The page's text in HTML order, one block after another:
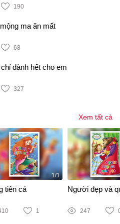
190
ma ăn mất
68
dành hết cho em
327
Xem tất cả
1/1
tiên cá
1
Người đẹp và
247